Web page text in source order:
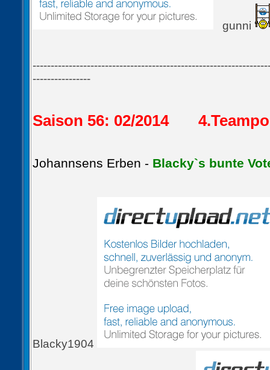
gunni
----------------
Saison 56: 02/2014
Johannsens Erben - Blacky`s bunte
Blacky1904